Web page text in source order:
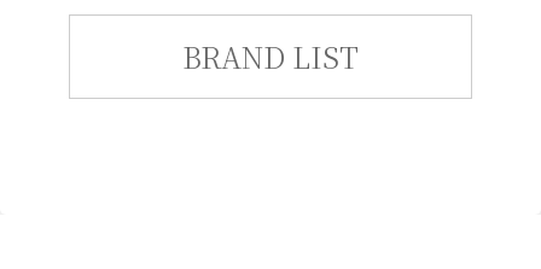
BRAND LIST